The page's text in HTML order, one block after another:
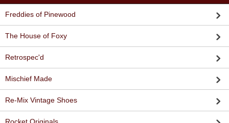
Freddies of Pinewood
The House of Foxy
Retrospec'd
Mischief Made
Re-Mix Vintage Shoes